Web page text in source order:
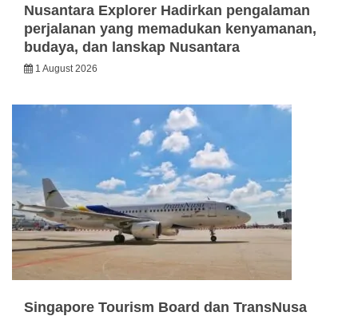
Nusantara Explorer Hadirkan pengalaman
perjalanan yang memadukan kenyamanan,
budaya, dan lanskap Nusantara
1 August 2026
Singapore Tourism Board dan TransNusa